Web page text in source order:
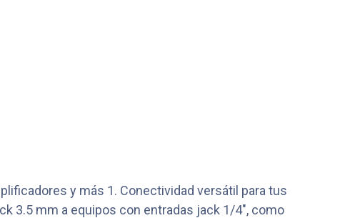
y más 1. Conectividad versátil para tus
3.5 mm a equipos con entradas jack 1/4", como